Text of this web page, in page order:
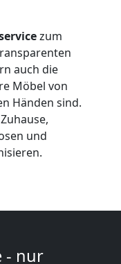
zum
auch die
Möbel von
Händen sind.
und
- nur